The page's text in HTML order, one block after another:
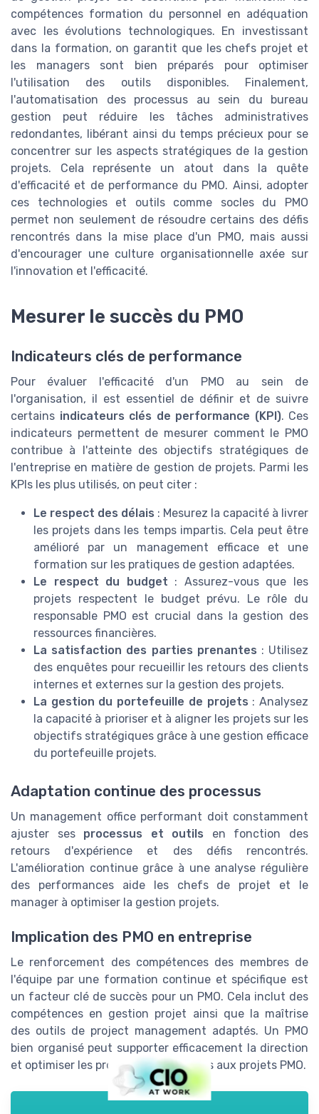
compétences formation du personnel en adéquation
avec les évolutions technologiques. En investissant
dans la formation, on garantit que les chefs projet et
les managers sont bien préparés pour optimiser
l'utilisation des outils disponibles. Finalement,
l'automatisation des processus au sein du bureau
gestion peut réduire les tâches administratives
redondantes, libérant ainsi du temps précieux pour se
concentrer sur les aspects stratégiques de la gestion
projets. Cela représente un atout dans la quête
d'efficacité et de performance du PMO. Ainsi, adopter
ces technologies et outils comme socles du PMO
permet non seulement de résoudre certains des défis
rencontrés dans la mise place d'un PMO, mais aussi
d'encourager une culture organisationnelle axée sur
l'innovation et l'efficacité.
Mesurer le succès du PMO
Indicateurs clés de performance
Pour évaluer l'efficacité d'un PMO au sein de
l'organisation, il est essentiel de définir et de suivre
certains indicateurs clés de performance (KPI). Ces
indicateurs permettent de mesurer comment le PMO
contribue à l'atteinte des objectifs stratégiques de
l'entreprise en matière de gestion de projets. Parmi les
KPIs les plus utilisés, on peut citer :
Le respect des délais : Mesurez la capacité à livrer
les projets dans les temps impartis. Cela peut être
amélioré par un management efficace et une
formation sur les pratiques de gestion adaptées.
Le respect du budget : Assurez-vous que les
projets respectent le budget prévu. Le rôle du
responsable PMO est crucial dans la gestion des
ressources financières.
La satisfaction des parties prenantes : Utilisez
des enquêtes pour recueillir les retours des clients
internes et externes sur la gestion des projets.
La gestion du portefeuille de projets : Analysez
la capacité à prioriser et à aligner les projets sur les
objectifs stratégiques grâce à une gestion efficace
du portefeuille projets.
Adaptation continue des processus
Un management office performant doit constamment
ajuster ses processus et outils en fonction des
retours d'expérience et des défis rencontrés.
L'amélioration continue grâce à une analyse régulière
des performances aide les chefs de projet et le
manager à optimiser la gestion projets.
Implication des PMO en entreprise
Le renforcement des compétences des membres de
l'équipe par une formation continue et spécifique est
un facteur clé de succès pour un PMO. Cela inclut des
compétences en gestion projet ainsi que la maîtrise
des outils de project management adaptés. Un PMO
bien organisé peut supporter efficacement la direction
et optimiser les processus métiers liés aux projets PMO.